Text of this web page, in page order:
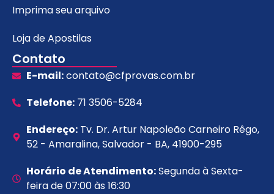
Imprima seu arquivo
Loja de Apostilas
Contato
E-mail:contato@cfprovas.com.br
Telefone:71 3506-5284
Endereço:Tv. Dr. Artur Napoleão Carneiro Rêgo,
52 - Amaralina, Salvador - BA, 41900-295
Horário de Atendimento:Segunda à Sexta-
feira de 07:00 às 16:30